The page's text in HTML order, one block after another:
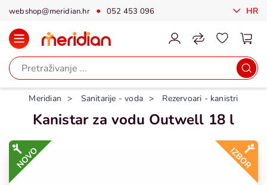
webshop@meridian.hr 052 453 096 HR
Meridian Sanitarije - voda Rezervoari - kanistri
Kanistar za vodu Outwell 18 l